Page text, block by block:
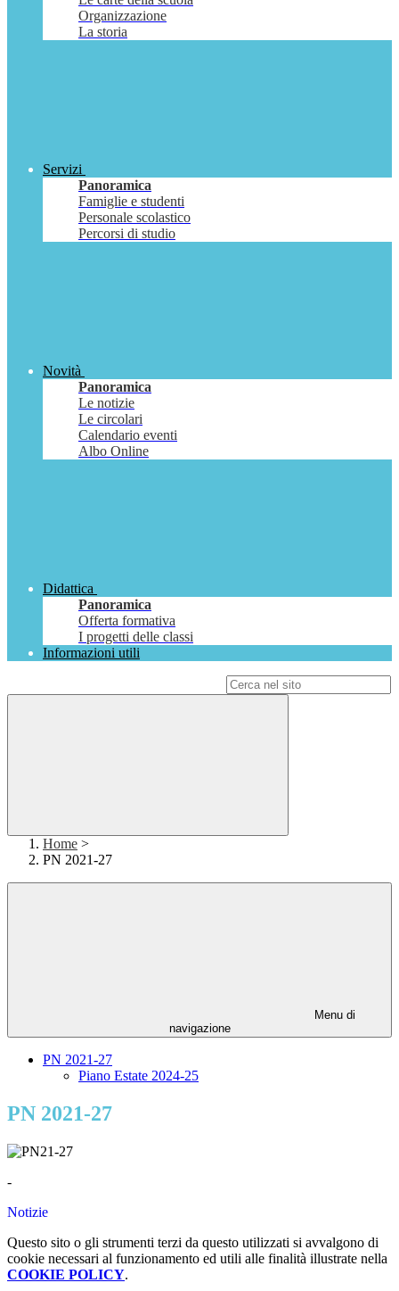
Organizzazione
La storia
Servizi
Panoramica
Famiglie e studenti
Personale scolastico
Percorsi di studio
Novità
Panoramica
Le notizie
Le circolari
Calendario eventi
Albo Online
Didattica
Panoramica
Offerta formativa
I progetti delle classi
Informazioni utili
Home >
PN 2021-27
Menu di
navigazione
PN 2021-27
Piano Estate 2024-25
PN 2021-27
-
Notizie
Questo sito o gli strumenti terzi da questo utilizzati si avvalgono di
cookie necessari al funzionamento ed utili alle finalità illustrate nella
COOKIE POLICY.